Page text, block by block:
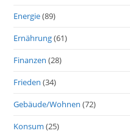
Energie(89)
Ernährung(61)
Finanzen (28)
Frieden (34)
Gebäude/Wohnen (72)
Konsum (25)